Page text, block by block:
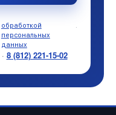
обработкой
персональных
данных
.
· 8 (812) 221-15-02